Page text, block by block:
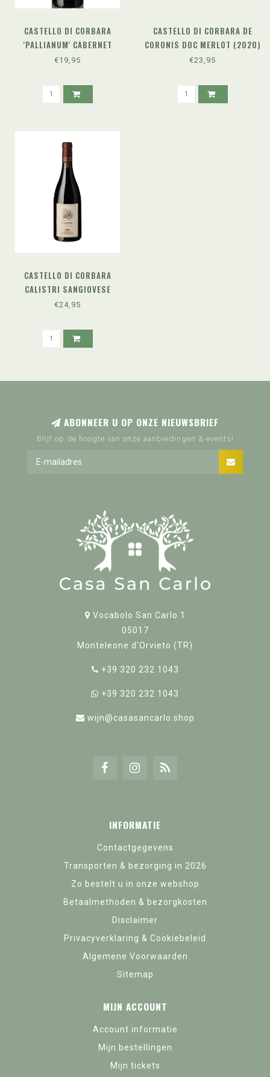
CASTELLO DI CORBARA
'PALLIANUM' CABERNET
SAUVIGNON DOC (2022)
€19,95
CASTELLO DI CORBARA DE
CORONIS DOC MERLOT (2020)
€23,95
CASTELLO DI CORBARA
CALISTRI SANGIOVESE
RISERVA DOC (2019)
€24,95
ABONNEER U OP ONZE NIEUWSBRIEF
Blijf op de hoogte van onze aanbiedingen & events!
Vocabolo San Carlo 1
05017
Monteleone d'Orvieto (TR)
+39 320 232 1043
+39 320 232 1043
wijn@casasancarlo.shop
INFORMATIE
Contactgegevens
Transporten & bezorging in 2026
Zo bestelt u in onze webshop
Betaalmethoden & bezorgkosten
Disclaimer
Privacyverklaring & Cookiebeleid
Algemene Voorwaarden
Sitemap
MIJN ACCOUNT
Account informatie
Mijn bestellingen
Mijn tickets